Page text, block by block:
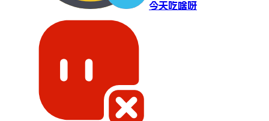
今天吃啥呀